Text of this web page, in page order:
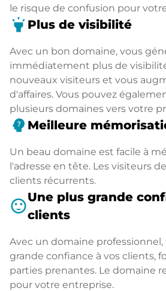
le risque de confusion pour
highlight Plus de visibilité
Avec un bon domaine, vous
immédiatement plus de
nouveaux visiteurs et vous
d'affaires. Vous pouvez
plusieurs domaines vers votre
psychology_alt Meilleure
Un beau domaine est facile à
l'adresse en tête. Les visiteurs
clients récurrents.
sentiment_satisfiedUne plus grande
clients
Avec un domaine
grande confiance à vos clients,
parties prenantes. Le domaine
pour votre entreprise.